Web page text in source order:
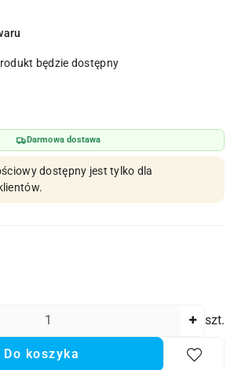
będzie dostępny
Darmowa dostawa
dostępny jest tylko dla
szt.
Do koszyka